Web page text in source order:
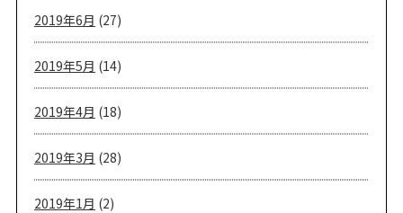
2019年6月 (27)
2019年5月 (14)
2019年4月 (18)
2019年3月 (28)
2019年1月 (2)